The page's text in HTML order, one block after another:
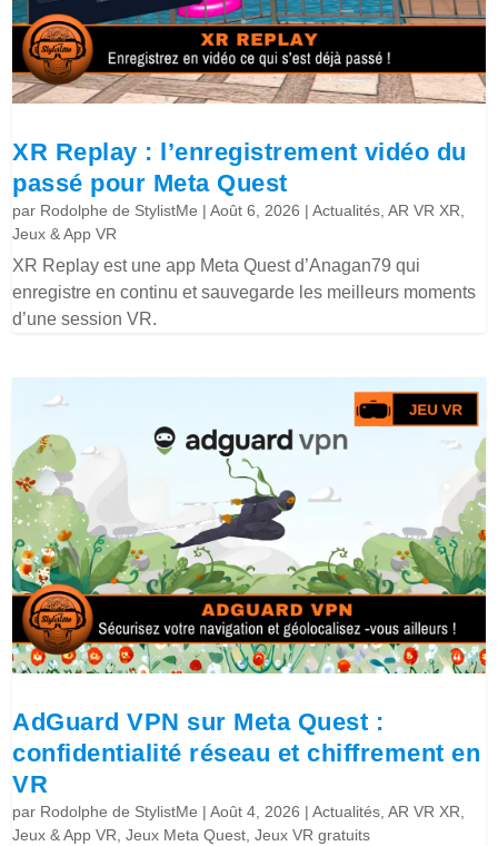
XR Replay : l’enregistrement vidéo du
passé pour Meta Quest
par Rodolphe de StylistMe |Août 6, 2026 |Actualités ,AR VR XR
Jeux & App VR
XR Replay est une app Meta Quest d’Anagan79 qui
enregistre en continu et sauvegarde les meilleurs moments
d’une session VR.
AdGuard VPN sur Meta Quest :
confidentialité réseau et chiffrement en
VR
par Rodolphe de StylistMe |Août 4, 2026 |Actualités ,AR VR XR
Jeux & App VR ,Jeux Meta Quest ,Jeux VR gratuits